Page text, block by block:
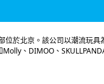
於北京。該公司以潮流玩
、DIMOO、